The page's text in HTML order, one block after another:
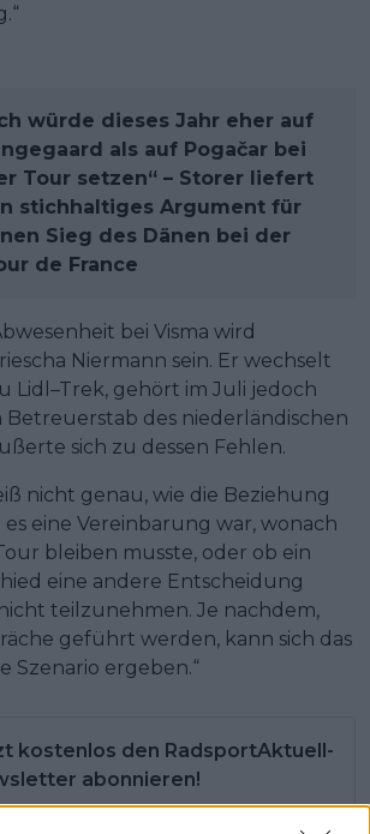
würde dieses Jahr eher auf
als auf Pogačar bei
Tour setzen“ – Storer liefert
stichhaltiges Argument für
Sieg des Dänen bei der
de France
bei Visma wird
Niermann sein. Er wechselt
Lidl–Trek, gehört im Juli jedoch
des niederländischen
sich zu dessen Fehlen.
nicht genau, wie die Beziehung
eine Vereinbarung war, wonach
bleiben musste, oder ob ein
eine andere Entscheidung
teilzunehmen. Je nachdem,
geführt werden, kann sich das
Szenario ergeben.“
kostenlos den RadsportAktuell-
abonnieren!
du auf „Abonnieren“ geklickt hast,